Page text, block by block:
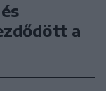
a